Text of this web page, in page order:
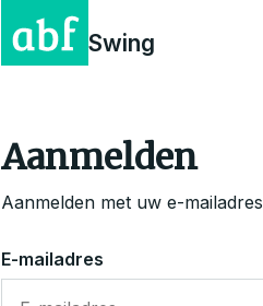
Swing
Aanmelden
Aanmelden met uw e-mailadres
E-mailadres